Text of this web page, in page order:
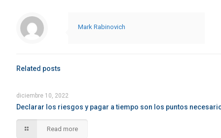
Mark Rabinovich
Related posts
diciembre 10, 2022
Declarar los riesgos y pagar a tiempo son los puntos
Read more